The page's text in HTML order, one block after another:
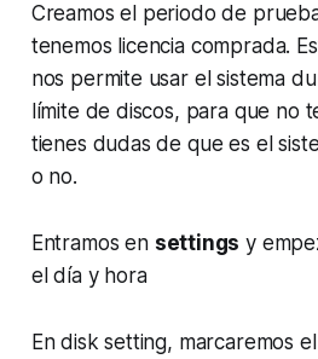
Creamos el periodo de
tenemos licencia comprada.
nos permite usar el sistema
límite de discos, para que no
tienes dudas de que es el
o no.
Entramos en settings y
el día y hora
En disk setting, marcaremos